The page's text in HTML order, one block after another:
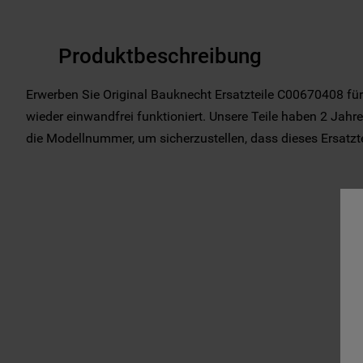
Produktbeschreibung
Erwerben Sie Original Bauknecht Ersatzteile C00670408
wieder einwandfrei funktioniert. Unsere Teile haben 2
die Modellnummer, um sicherzustellen, dass dieses